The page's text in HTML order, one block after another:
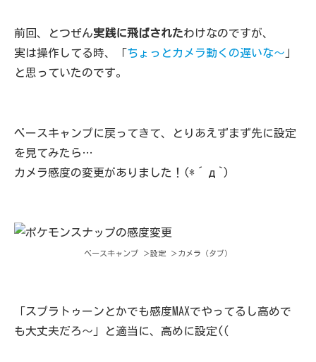
前回、とつぜん実践に飛ばされたわけなのですが、
実は操作してる時、「ちょっとカメラ動くの遅いな～ 」
と思っていたのです。
ベースキャンプに戻ってきて、とりあえずまず先に設定
を見てみたら…
カメラ感度の変更がありました！(*´д`)
ベースキャンプ ＞設定 ＞カメラ（タブ）
「スプラトゥーンとかでも感度MAXでやってるし高めで
も大丈夫だろ～」と適当に、高めに設定((